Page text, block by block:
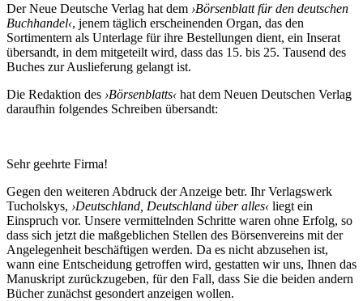
Der Neue Deutsche Verlag hat dem ›Börsenblatt für den deutschen
Buchhandel‹, jenem täglich erscheinenden Organ, das den
Sortimentern als Unterlage für ihre Bestellungen dient, ein Inserat
übersandt, in dem mitgeteilt wird, dass das 15. bis 25. Tausend des
Buches zur Auslieferung gelangt ist.
Die Redaktion des ›Börsenblatts‹ hat dem Neuen Deutschen Verlag
daraufhin folgendes Schreiben übersandt:
Sehr geehrte Firma!
Gegen den weiteren Abdruck der Anzeige betr. Ihr Verlagswerk
Tucholskys, ›Deutschland, Deutschland über alles‹ liegt ein
Einspruch vor. Unsere vermittelnden Schritte waren ohne Erfolg, so
dass sich jetzt die maßgeblichen Stellen des Börsenvereins mit der
Angelegenheit beschäftigen werden. Da es nicht abzusehen ist,
wann eine Entscheidung getroffen wird, gestatten wir uns, Ihnen das
Manuskript zurückzugeben, für den Fall, dass Sie die beiden andern
Bücher zunächst gesondert anzeigen wollen.